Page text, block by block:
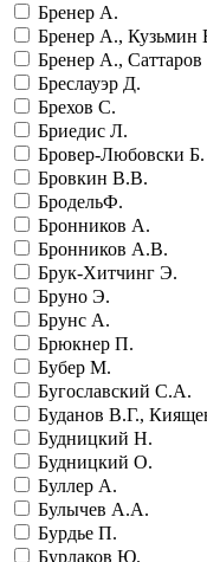
Бренер А.
Бренер А., Кузьмин
Бренер А.,
Бреслауэр Д.
Брехов С.
Бриедис Л.
Бровер-Любовски Б.
Бровкин В.В.
БродельФ.
Бронников А.
Бронников А.В.
Брук-Хитчинг Э.
Бруно Э.
Брунс А.
Брюкнер П.
Бубер М.
Бугославский С.А.
Буданов В.Г.,
Будницкий Н.
Будницкий О.
Буллер А.
Булычев А.А.
Бурдье П.
Бурлаков Ю.